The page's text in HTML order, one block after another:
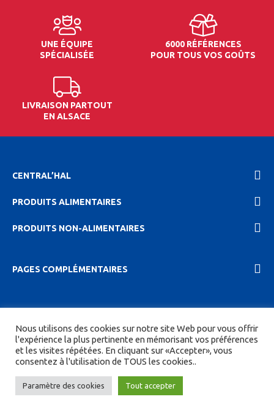
UNE ÉQUIPE
SPÉCIALISÉE
6000 RÉFÉRENCES
POUR TOUS VOS GOÛTS
LIVRAISON PARTOUT
EN ALSACE
CENTRAL’HAL
PRODUITS ALIMENTAIRES
PRODUITS NON-ALIMENTAIRES
PAGES COMPLÉMENTAIRES
confidentionalité| CGV| Tous droits réservés.
Site réalisé parDIGITICS etJoan HAEGELE
Nous utilisons des cookies sur notre site Web pour vous offrir
l'expérience la plus pertinente en mémorisant vos préférences
et les visites répétées. En cliquant sur «Accepter», vous
consentez à l'utilisation de TOUS les cookies..
Paramètre des cookies Tout accepter